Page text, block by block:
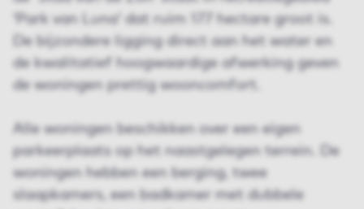
‘Park van Luna’ dat ruim 177 hectare groot is.
De bijzondere ligging direct aan het water en
de kwalitatief hoogwaardige afwerking geven
de woningen prettig wooncomfort.
Alle woningen beschikken over een eigen
parkeerplaats op het naastgelegen terrein. De
woningen hebben een berging, twee
slaapkamers, een badkamer met dubbele